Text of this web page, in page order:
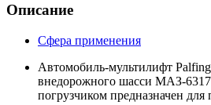
Описание
Сфера применения
Автомобиль-мультилифт
внедорожного шасси МАЗ-
погрузчиком предназначен для